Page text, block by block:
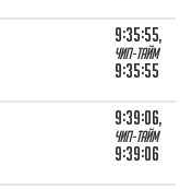
9:35:55,
Чип-тайм
9:35:55
9:39:06,
Чип-тайм
9:39:06